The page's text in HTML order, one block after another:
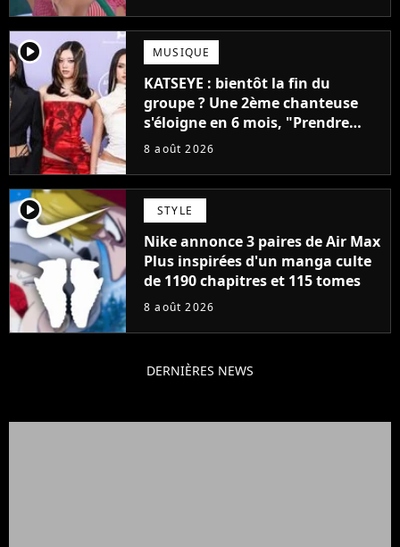
player2 MUSIQUE
KATSEYE : bientôt la fin du
groupe ? Une 2ème chanteuse
s'éloigne en 6 mois, "Prendre
cette décision n’a pas été facile"
8 août 2026
player2 STYLE
Nike annonce 3 paires de Air Max
Plus inspirées d'un manga culte
de 1190 chapitres et 115 tomes
8 août 2026
DERNIÈRES NEWS